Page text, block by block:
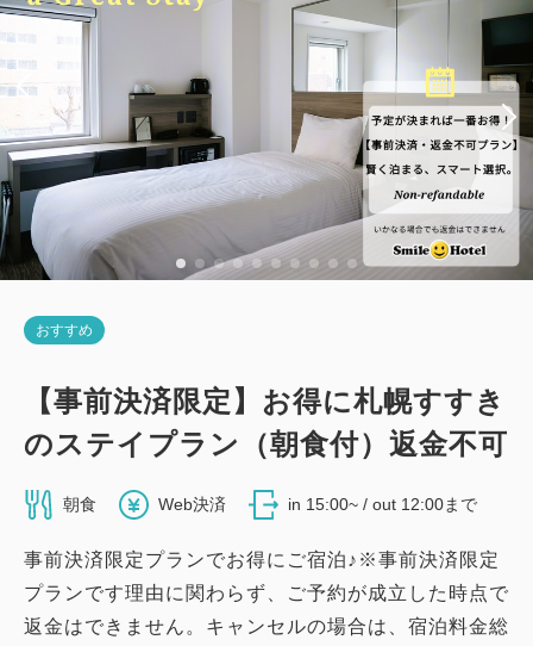
おすすめ
【事前決済限定】お得に札幌すすき
のステイプラン（朝食付）返金不可
朝食 Web決済 in 15:00~ / out 12:00まで
事前決済限定プランでお得にご宿泊♪※事前決済限定
プランです理由に関わらず、ご予約が成立した時点で
返金はできません。キャンセルの場合は、宿泊料金総